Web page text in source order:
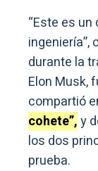
“Este es
ingeniería”,
durante la
Elon Musk,
compartió
cohete”,y
los dos
prueba.